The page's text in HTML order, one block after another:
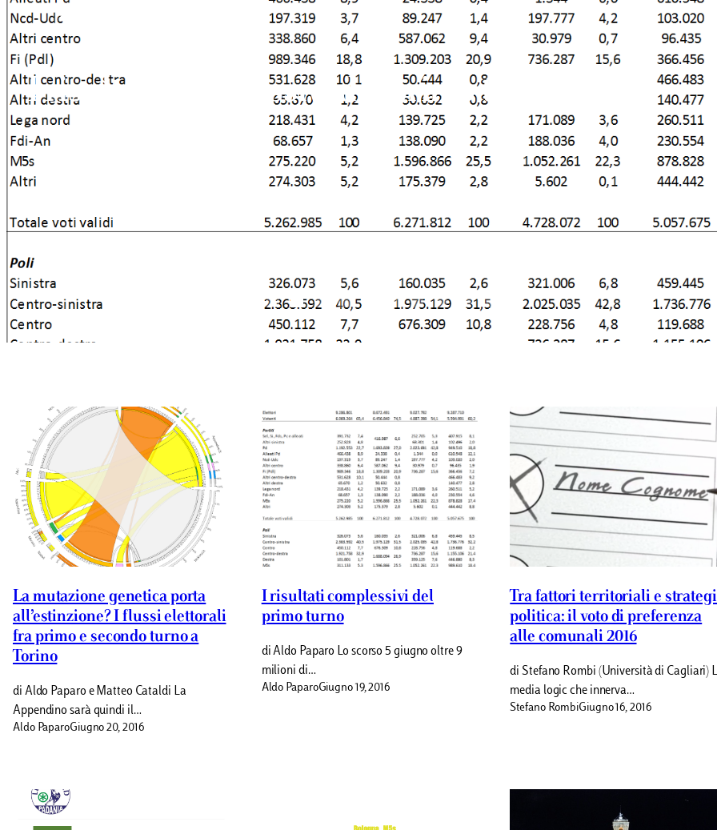
I risultati complessivi del primo turno
Aldo Paparo
La mutazione genetica porta
all’estinzione? I flussi elettorali
fra primo e secondo turno a
Torino
di Aldo Paparo e Matteo Cataldi La
Appendino sarà quindi il…
Aldo PaparoGiugno 20, 2016
I risultati complessivi del
primo turno
di Aldo Paparo Lo scorso 5 giugno oltre 9
milioni di…
Aldo PaparoGiugno 19, 2016
Tra fattori territoriali e
politica: il voto di preferenza
alle comunali 2016
di Stefano Rombi (Università di Cagliari)
media logic che innerva…
Stefano RombiGiugno 16, 2016